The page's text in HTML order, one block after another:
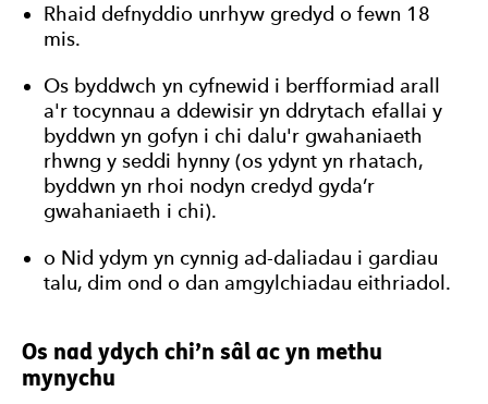
Rhaid defnyddio unrhyw gredyd o fewn 18
mis.
Os byddwch yn cyfnewid i berfformiad arall
a'r tocynnau a ddewisir yn ddrytach efallai y
byddwn yn gofyn i chi dalu'r gwahaniaeth
rhwng y seddi hynny (os ydynt yn rhatach,
byddwn yn rhoi nodyn credyd gyda’r
gwahaniaeth i chi).
o Nid ydym yn cynnig ad-daliadau i gardiau
talu, dim ond o dan amgylchiadau eithriadol.
Os nad ydych chi’n sâl ac yn methu
mynychu